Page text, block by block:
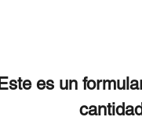
Este es un